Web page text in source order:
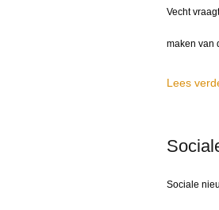
Vecht
maken van
Lees
Sociale